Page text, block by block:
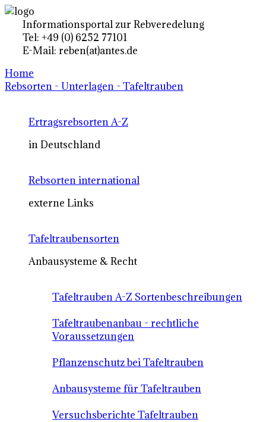
Informationsportal zur Rebveredelung
Tel: +49 (0) 6252 77101
E-Mail: reben(at)antes.de
Home
Rebsorten - Unterlagen - Tafeltrauben
Ertragsrebsorten A-Z
in Deutschland
Rebsorten international
externe Links
Tafeltraubensorten
Anbausysteme & Recht
Tafeltrauben A-Z Sortenbeschreibungen
Tafeltraubenanbau - rechtliche
Voraussetzungen
Pflanzenschutz bei Tafeltrauben
Anbausysteme für Tafeltrauben
Versuchsberichte Tafeltrauben